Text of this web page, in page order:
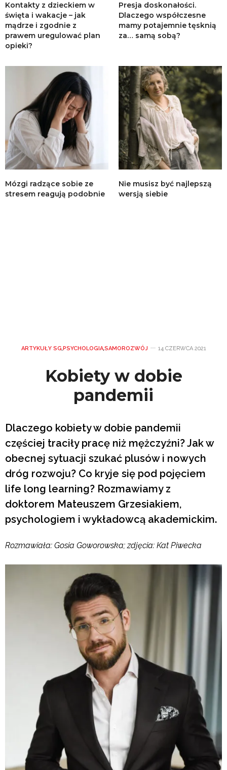
Kontakty z dzieckiem w
święta i wakacje – jak
mądrze i zgodnie z
prawem uregulować plan
opieki?
Presja doskonałości.
Dlaczego współczesne
mamy potajemnie tęsknią
za… samą sobą?
Mózgi radzące sobie ze
stresem reagują podobnie
Nie musisz być najlepszą
wersją siebie
ARTYKUŁY SG,PSYCHOLOGIA,SAMOROZWÓJ 14 CZERWCA 2021
Kobiety w dobie
pandemii
Dlaczego kobiety w dobie pandemii
częściej traciły pracę niż mężczyźni? Jak w
obecnej sytuacji szukać plusów i nowych
dróg rozwoju? Co kryje się pod pojęciem
life long learning? Rozmawiamy z
doktorem Mateuszem Grzesiakiem,
psychologiem i wykładowcą akademickim.
Rozmawiała: Gosia Goworowska; zdjęcia: Kat Piwecka